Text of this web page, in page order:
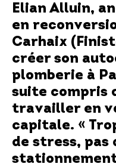
Elian Alluin,
en
Carhaix
créer son
plomberie à
suite compris
travailler en
capitale. «
de stress, pas